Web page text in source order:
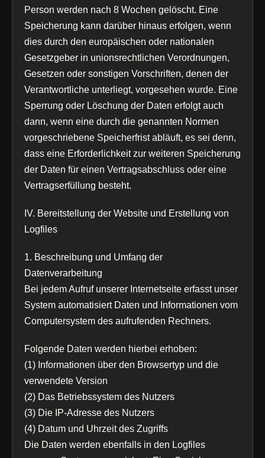
Person werden nach 8 Wochen gelöscht. Eine
Speicherung kann darüber hinaus erfolgen, wenn
dies durch den europäischen oder nationalen
Gesetzgeber in unionsrechtlichen Verordnungen,
Gesetzen oder sonstigen Vorschriften, denen der
Verantwortliche unterliegt, vorgesehen wurde. Eine
Sperrung oder Löschung der Daten erfolgt auch
dann, wenn eine durch die genannten Normen
vorgeschriebene Speicherfrist abläuft, es sei denn,
dass eine Erforderlichkeit zur weiteren Speicherung
der Daten für einen Vertragsabschluss oder eine
Vertragserfüllung besteht.
IV. Bereitstellung der Website und Erstellung von
Logfiles
1. Beschreibung und Umfang der
Datenverarbeitung
Bei jedem Aufruf unserer Internetseite erfasst unser
System automatisiert Daten und Informationen vom
Computersystem des aufrufenden Rechners.
Folgende Daten werden hierbei erhoben:
(1) Informationen über den Browsertyp und die
verwendete Version
(2) Das Betriebssystem des Nutzers
(3) Die IP-Adresse des Nutzers
(4) Datum und Uhrzeit des Zugriffs
Die Daten werden ebenfalls in den Logfiles